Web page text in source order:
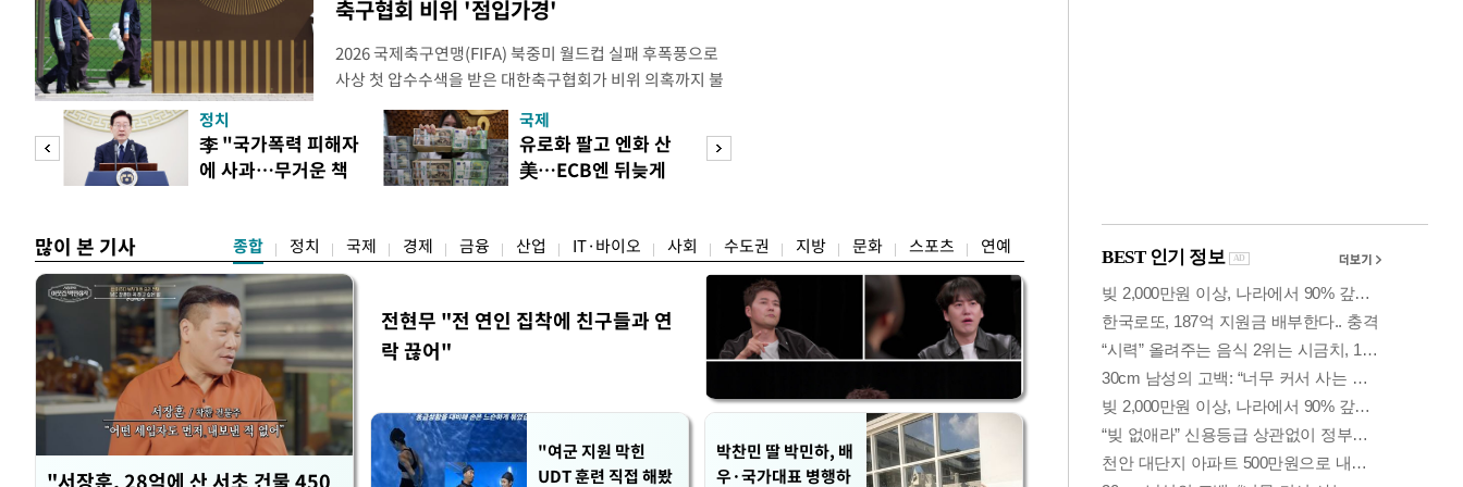
축구협회 비위 '점입가경'
2026 국제축구연맹(FIFA) 북중미 월드컵 실패 후폭풍으로
사상 첫 압수수색을 받은 대한축구협회가 비위 의혹까지 불
거지면서 그야말로 쑥대밭이 됐다. 특히 10년도 넘은 외국인
심판 성 접대 파문까지 파묘되면서 축구협회를 향한 불신은
돌이킬 수 없는 지경까지 이르렀다. 축구협회는 2024년 7월
홍명보 전 감독을 국가대표팀 사령탑으로 선임한 뒤
정치
李 "국가폭력 피해자
에 사과…무거운 책
국제
유로화 팔고 엔화 산
美…ECB엔 뒤늦게
많이 본 기사 종합 정치 국제 경제 금융 산업 IT·바이오 사회 수도권 지방 문화 스포츠 연예
"서장훈, 28억에 산 서초 건물 450
전현무 "전 연인 집착에 친구들과 연
락 끊어"
"여군 지원 막힌
UDT 훈련 직접 해봤
박찬민 딸 박민하, 배
우·국가대표 병행하